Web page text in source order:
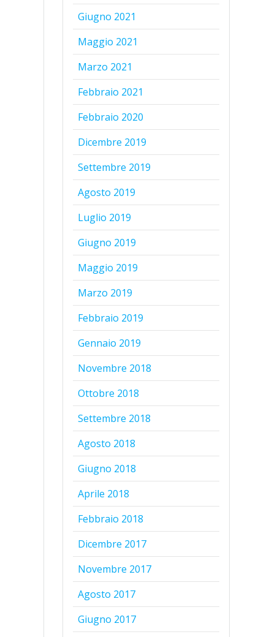
Giugno 2021
Maggio 2021
Marzo 2021
Febbraio 2021
Febbraio 2020
Dicembre 2019
Settembre 2019
Agosto 2019
Luglio 2019
Giugno 2019
Maggio 2019
Marzo 2019
Febbraio 2019
Gennaio 2019
Novembre 2018
Ottobre 2018
Settembre 2018
Agosto 2018
Giugno 2018
Aprile 2018
Febbraio 2018
Dicembre 2017
Novembre 2017
Agosto 2017
Giugno 2017